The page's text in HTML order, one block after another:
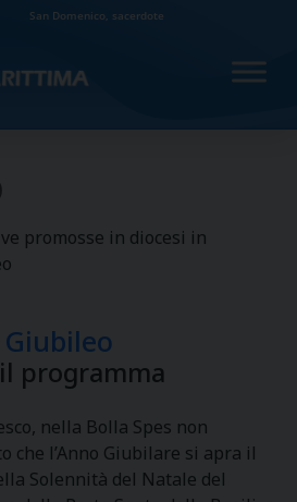
San Domenico, sacerdote
promosse in diocesi in
programma
nella Bolla Spes non
che l’Anno Giubilare si apra il
Solennità del Natale del